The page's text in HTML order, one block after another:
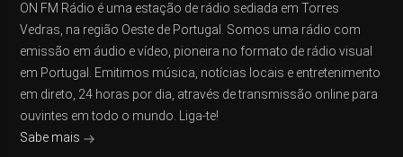
ON FM Rádio é uma estação de rádio sediada em Torres
Vedras, na região Oeste de Portugal. Somos uma rádio com
emissão em áudio e vídeo, pioneira no formato de rádio visual
em Portugal. Emitimos música, notícias locais e entretenimento
em direto, 24 horas por dia, através de transmissão online para
ouvintes em todo o mundo. Liga-te!
Sabe mais